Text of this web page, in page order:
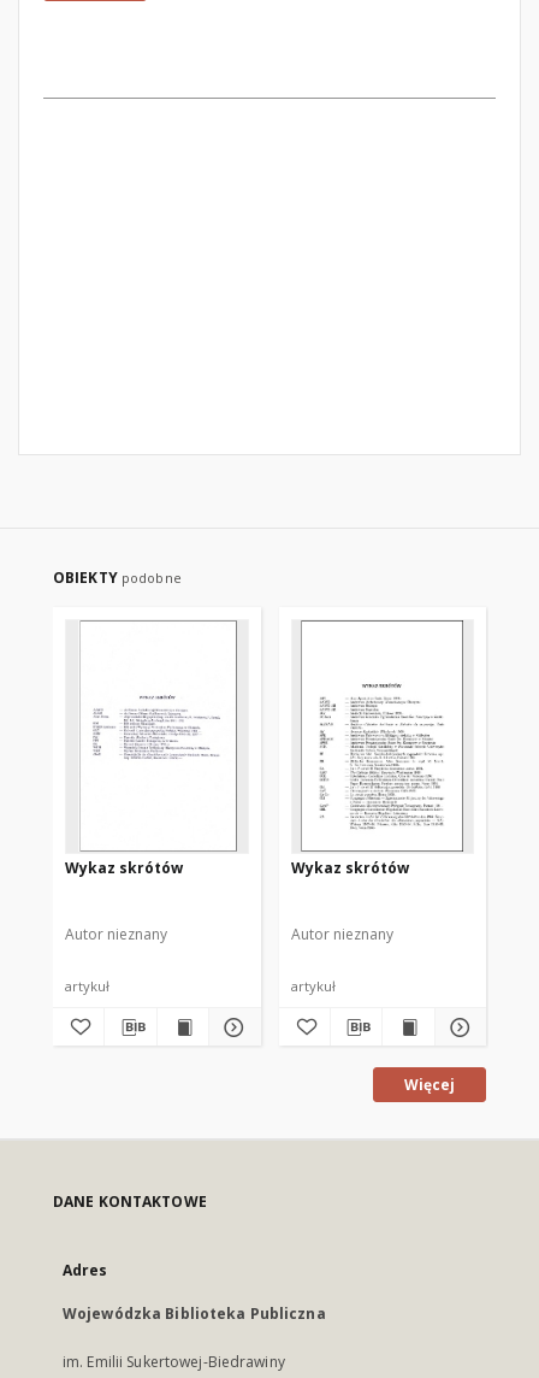
OBIEKTY podobne
Wykaz skrótów
Autor nieznany
artykuł
Wykaz skrótów
Autor nieznany
artykuł
Więcej
DANE KONTAKTOWE
Adres
Wojewódzka Biblioteka Publiczna
im. Emilii Sukertowej-Biedrawiny